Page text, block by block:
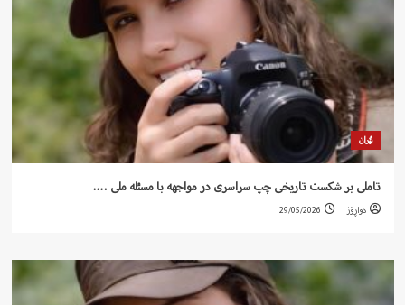
ئێران
تاملی بر شکست تاریخی چپ سراسری در مواجهه با مسئله ملی ….
دواڕۆژ 29/05/2026